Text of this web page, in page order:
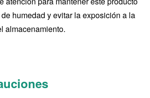
humedad y evitar la exposición a la
almacenamiento.